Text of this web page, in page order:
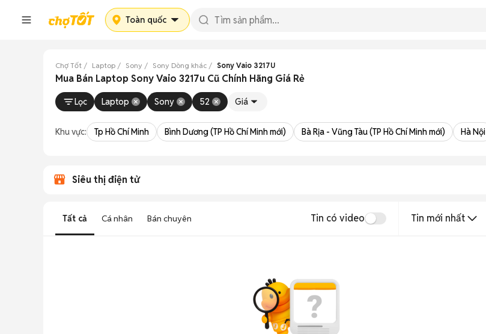
Toàn quốc
Chợ Tốt Laptop Sony Sony Dòng khác Sony Vaio 3217U
Mua Bán Laptop Sony Vaio 3217u Cũ Chính Hãng Giá Rẻ
Lọc Laptop Sony 52 Giá
Khu vực: Tp Hồ Chí Minh Bình Dương (TP Hồ Chí Minh mới) Bà Rịa - Vũng Tàu (TP Hồ Chí Minh mới) Hà Nội
Siêu thị điện tử
Tất cả Cá nhân Bán chuyên Tin có video Tin mới nhất